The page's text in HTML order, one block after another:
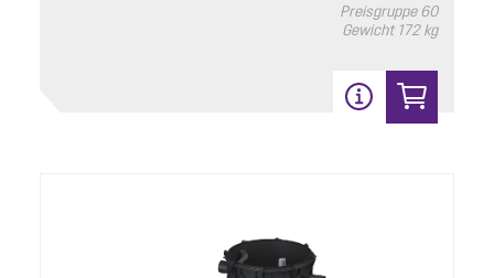
Preisgruppe 60
Gewicht 172 kg